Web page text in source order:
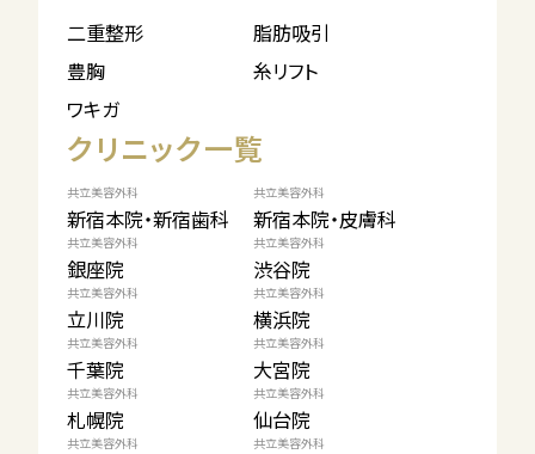
二重整形
脂肪吸引
豊胸
糸リフト
ワキガ
クリニック一覧
共立美容外科
新宿本院・新宿歯科
共立美容外科
新宿本院・皮膚科
共立美容外科
銀座院
共立美容外科
渋谷院
共立美容外科
立川院
共立美容外科
横浜院
共立美容外科
千葉院
共立美容外科
大宮院
共立美容外科
札幌院
共立美容外科
仙台院
共立美容外科 共立美容外科